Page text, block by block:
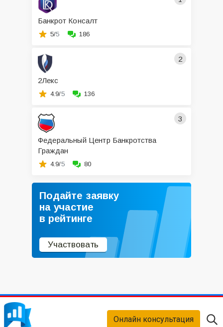
Банкрот Консалт
5/5 186
2
2Лекс
4.9/5 136
3
Федеральный Центр Банкротства
Граждан
4.9/5 80
Подайте заявку
на участие
в рейтинге
Участвовать
Онлайн консультация